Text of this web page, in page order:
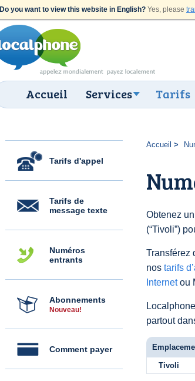
Do you want to view this website in English? Yes, please
Accueil Services Tarifs
Tarifs d'appel
Tarifs de
message texte
Numéros
entrants
Abonnements
Nouveau!
Comment payer
Accueil
Obtenez
(“Tivoli”)
Transférez
nos tarifs
Internetou
partout
Tivoli